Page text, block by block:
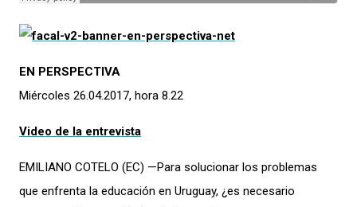
EN PERSPECTIVA
Miércoles 26.04.2017, hora 8.22
Video de la entrevista
EMILIANO COTELO (EC) —Para solucionar los problemas
que enfrenta la educación en Uruguay, ¿es necesario